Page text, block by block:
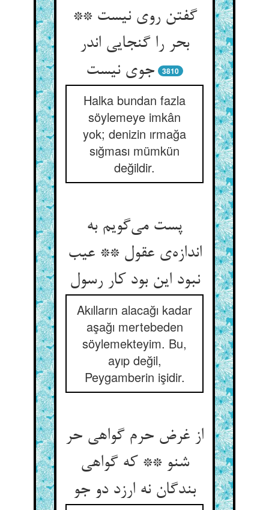
گفتن روی نیست **
بحر را گنجایی اندر
3810
Halka bundan fazla
söylemeye imkân
yok; denizin ırmağa
sığması mümkün
değildir.
پست می‌‌گویم به
اندازه‌‌ی عقول ** عیب
نبود این بود کار رسول‌‌
Akılların alacağı kadar
aşağı mertebeden
söylemekteyim. Bu,
ayıp değil,
Peygamberin işidir.
از غرض حرم گواهی حر
شنو ** که گواهی
بندگان نه ارزد دو جو